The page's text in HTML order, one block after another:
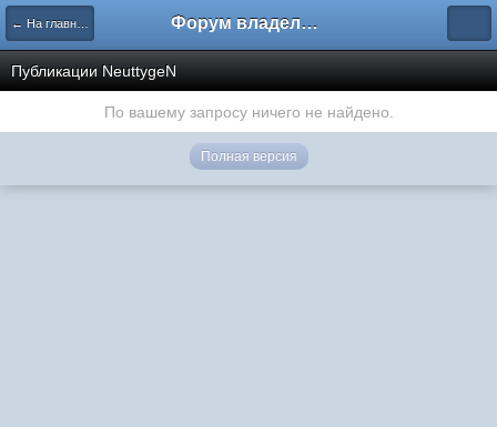
← На главную Форум владельцев интернет-магазинов
Публикации NeuttygeN
По вашему запросу ничего не найдено.
Полная версия